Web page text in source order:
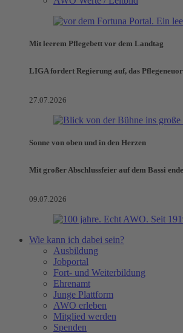
Mit leerem Pflegebett vor dem Landtag
LIGA fordert Regierung auf, das
27.07.2026
Sonne von oben und in den Herzen
Mit großer Abschlussfeier auf dem Bassi
09.07.2026
Wie kann ich dabei sein?
Ausbildung
Jobportal
Fort- und Weiterbildung
Ehrenamt
Junge Plattform
AWO erleben
Mitglied werden
Spenden